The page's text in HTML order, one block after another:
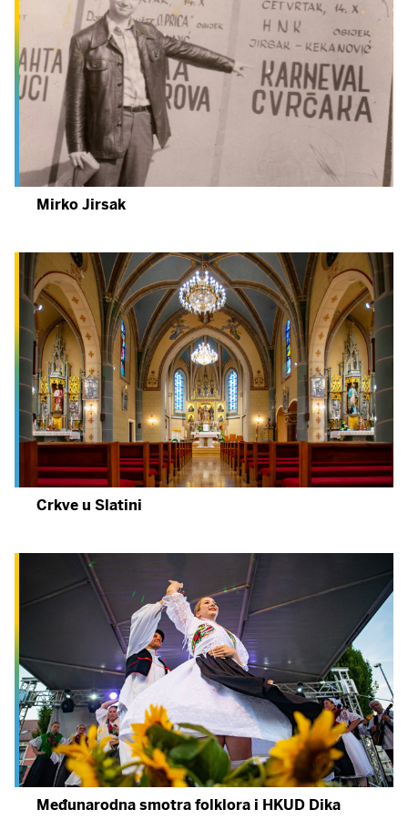
Mirko Jirsak
Crkve u Slatini
Međunarodna smotra folklora i HKUD Dika